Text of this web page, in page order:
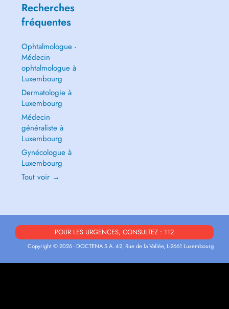
Recherches
fréquentes
Ophtalmologue -
Médecin
ophtalmologue à
Luxembourg
Dermatologie à
Luxembourg
Médecin
généraliste à
Luxembourg
Gynécologue à
Luxembourg
Tout voir →
POUR LES URGENCES, CONSULTEZ : 112
Copyright © 2026 - DOCTENA S.A. 42, Rue de la Vallée, L-2661 Luxembourg